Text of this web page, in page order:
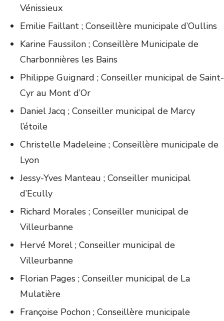
Vénissieux
Emilie Faillant ; Conseillère municipale d’Oullins
Karine Faussilon ; Conseillère Municipale de
Charbonnières les Bains
Philippe Guignard ; Conseiller municipal de Saint-
Cyr au Mont d’Or
Daniel Jacq ; Conseiller municipal de Marcy
l’étoile
Christelle Madeleine ; Conseillère municipale de
Lyon
Jessy-Yves Manteau ; Conseiller municipal
d’Ecully
Richard Morales ; Conseiller municipal de
Villeurbanne
Hervé Morel ; Conseiller municipal de
Villeurbanne
Florian Pages ; Conseiller municipal de La
Mulatière
Françoise Pochon ; Conseillère municipale